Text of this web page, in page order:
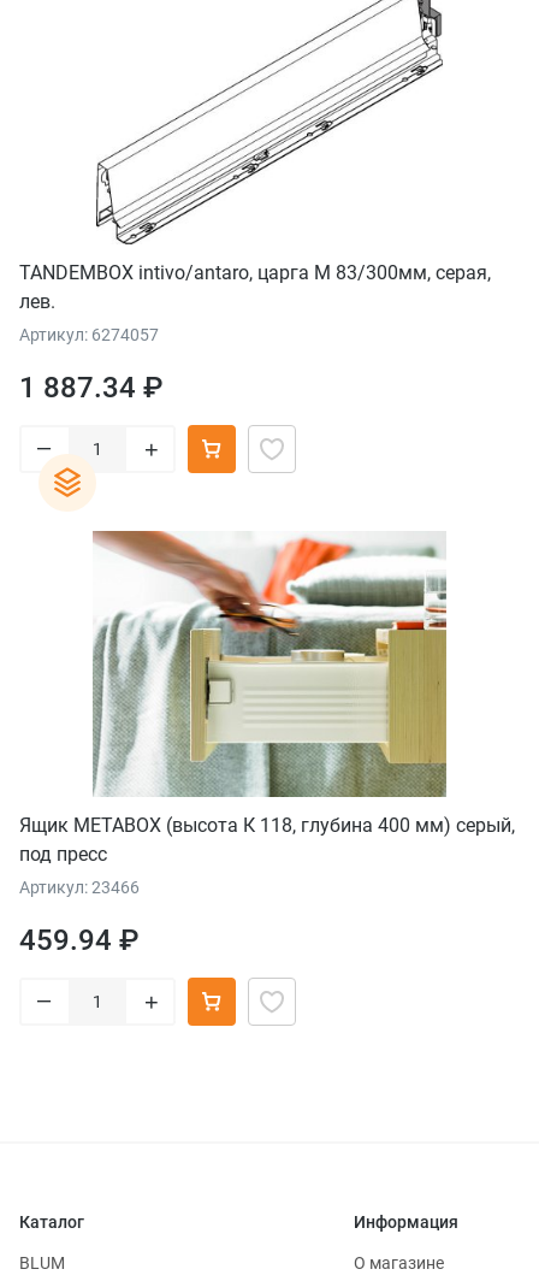
TANDEMBOX intivo/antaro, царга М 83/300мм, серая,
лев.
Артикул: 6274057
1 887.34 ₽
– +
Ящик METABOX (высота К 118, глубина 400 мм) серый,
под пресс
Артикул: 23466
459.94 ₽
– +
Каталог
BLUM
Информация
О магазине